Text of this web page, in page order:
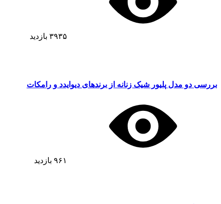
۳۹۳۵ بازدید
بررسی دو مدل پلیور شیک زنانه از برندهای دیوایدد و رامکات
۹۶۱ بازدید